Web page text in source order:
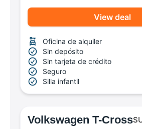
View deal
Oficina de alquiler
Sin depósito
Sin tarjeta de crédito
Seguro
Silla infantil
Volkswagen T-Cross